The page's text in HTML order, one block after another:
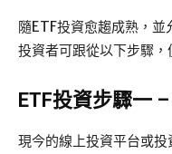
隨ETF投資愈趨成熟，並
投資者可跟從以下步驟，
ETF投資步驟一
現今的線上投資平台或投